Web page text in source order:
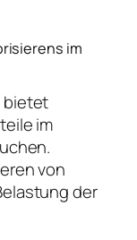
im
bietet
im
von
der